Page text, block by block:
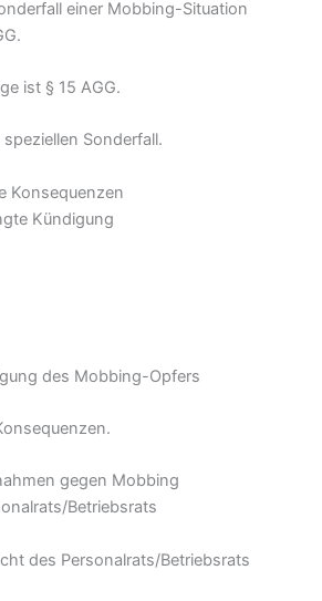
einer Mobbing-Situation
ist § 15 AGG.
Sonderfall.
Konsequenzen
Kündigung
des Mobbing-Opfers
gegen Mobbing
Betriebsrats
des Personalrats/Betriebsrats